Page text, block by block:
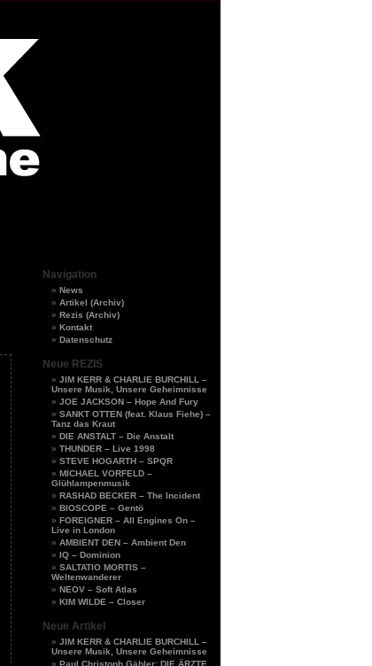
Navigation
News
Artikel (Archiv)
Rezis (Archiv)
Kontakt
Datenschutz
Neue REZIS
JIM KERR & CHARLIE BURCHILL –
Unsere Musik, Unsere Geheimnisse
JOE JACKSON – Hope And Fury
SANKT OTTEN (feat. Klaus Fiehe) –
Tanz das Kraut
DIE ANSTALT – Die Anstalt
THUNDER – Live 1998
STEVE HOGARTH – SPQR
MICHAEL VORFELD –
Glühlampenmusik
RASHAD BECKER – The Incident
BIOSCOPE – Gentö
FOREIGNER – All Engines On –
Live in London
AMBIENT DEN – Ambient Den
IQ – Dominion
SALTATIO MORTIS –
Weltenwanderer
NEOV – Soft Atlas
KIM WILDE – Closer
Neue Artikel
JIM KERR & CHARLIE BURCHILL –
Unsere Musik, Unsere Geheimnisse
Paul Christoph Gäbler: DIE ÄRZTE